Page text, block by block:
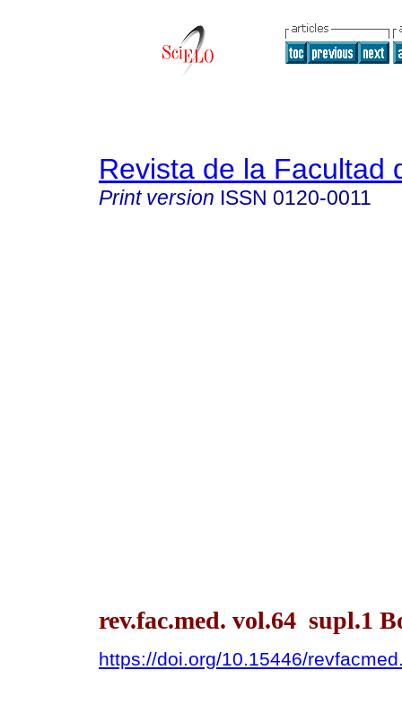
Revista de la Facultad
Print version ISSN 0120-0011
rev.fac.med. vol.64 supl.1
https://doi.org/10.15446/